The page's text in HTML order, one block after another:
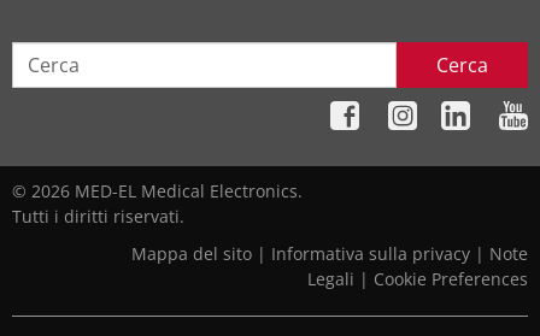
Cerca
© 2026 MED-EL Medical Electronics.
Tutti i diritti riservati.
Mappa del sito | Informativa sulla privacy | Note
Legali | Cookie Preferences